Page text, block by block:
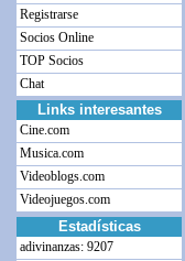
Registrarse
Socios Online
TOP Socios
Chat
Links interesantes
Cine.com
Musica.com
Videoblogs.com
Videojuegos.com
Estadísticas
adivinanzas: 9207